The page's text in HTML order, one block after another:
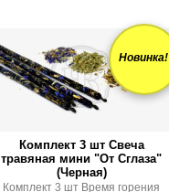
Новинка!
Комплект 3 шт Свеча
травяная мини "От Сглаза"
(Черная)
Комплект 3 шт Время горения